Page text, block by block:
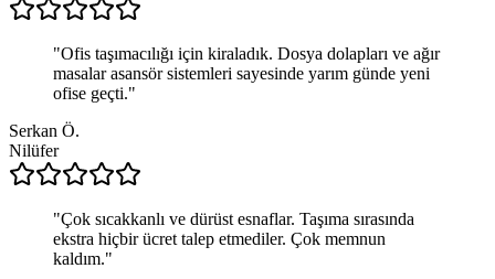
"Ofis taşımacılığı için kiraladık. Dosya dolapları ve ağır
masalar asansör sistemleri sayesinde yarım günde yeni
ofise geçti."
Serkan Ö.
Nilüfer
"Çok sıcakkanlı ve dürüst esnaflar. Taşıma sırasında
ekstra hiçbir ücret talep etmediler. Çok memnun
kaldım."